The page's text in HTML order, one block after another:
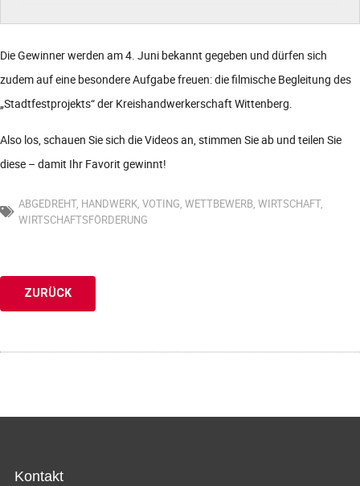
Die Gewinner werden am 4. Juni bekannt gegeben und dürfen sich
zudem auf eine besondere Aufgabe freuen: die filmische Begleitung des
„Stadtfestprojekts“ der Kreishandwerkerschaft Wittenberg.
Also los, schauen Sie sich die Videos an, stimmen Sie ab und teilen Sie
diese – damit Ihr Favorit gewinnt!
ABGEDREHT, HANDWERK, VOTING, WETTBEWERB, WIRTSCHAFT,
WIRTSCHAFTSFÖRDERUNG
ZURÜCK
Kontakt